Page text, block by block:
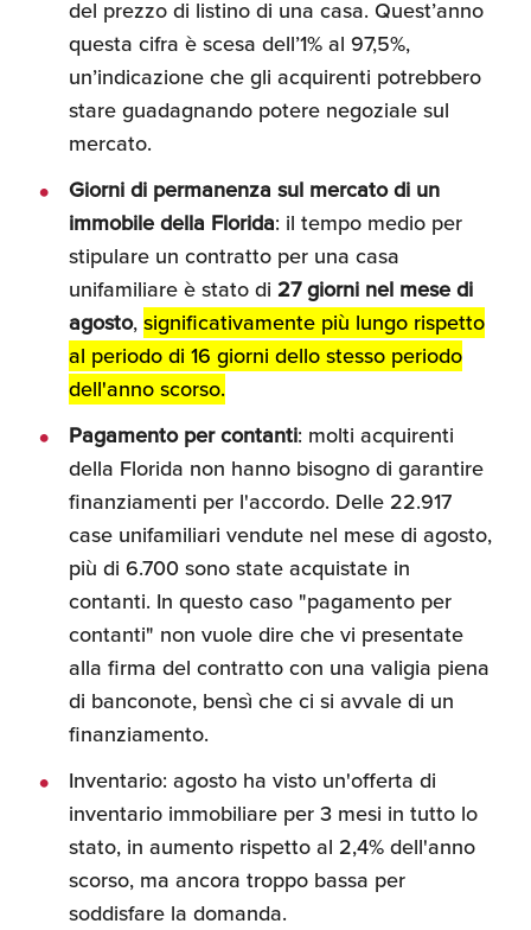
e Licenze
Gestione Risorse
Umane
del prezzo di listino di una casa. Quest’anno
questa cifra è scesa dell’1% al 97,5%,
un’indicazione che gli acquirenti potrebbero
stare guadagnando potere negoziale sul
mercato.
Giorni di permanenza sul mercato di un
immobile della Florida: il tempo medio per
stipulare un contratto per una casa
unifamiliare è stato di 27 giorni nel mese di
agosto,significativamente più lungo rispetto
al periodo di 16 giorni dello stesso periodo
dell'anno scorso.
Pagamento per contanti: molti acquirenti
della Florida non hanno bisogno di garantire
finanziamenti per l'accordo. Delle 22.917
case unifamiliari vendute nel mese di agosto,
più di 6.700 sono state acquistate in
contanti. In questo caso "pagamento per
contanti" non vuole dire che vi presentate
alla firma del contratto con una valigia piena
di banconote, bensì che ci si avvale di un
finanziamento.
Inventario: agosto ha visto un'offerta di
inventario immobiliare per 3 mesi in tutto lo
stato, in aumento rispetto al 2,4% dell'anno
scorso, ma ancora troppo bassa per
soddisfare la domanda.